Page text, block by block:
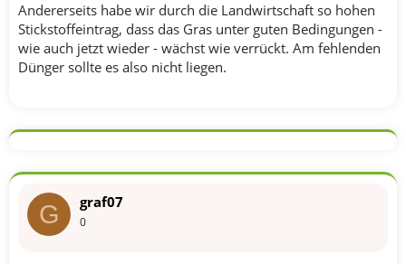
Andererseits habe wir durch die Landwirtschaft so hohen
Stickstoffeintrag, dass das Gras unter guten Bedingungen -
wie auch jetzt wieder - wächst wie verrückt. Am fehlenden
Dünger sollte es also nicht liegen.
G graf07
0